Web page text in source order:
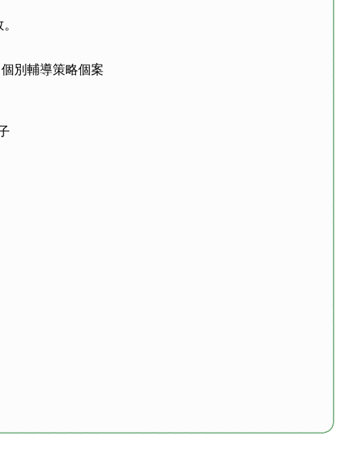
別輔導策略個案